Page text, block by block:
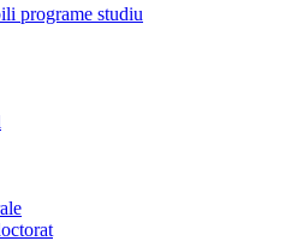
programe studiu